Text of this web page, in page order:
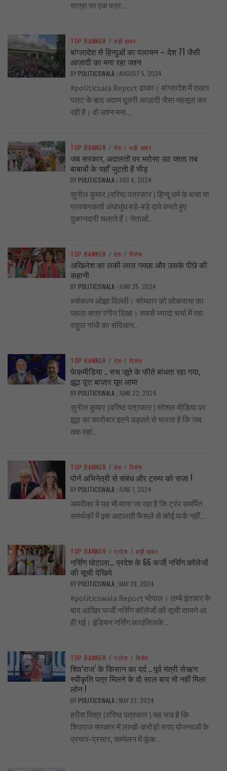
यात्रा पर एक पत्र...
TOP BANNER / बड़ी खबर
बांग्लादेश से हिन्दुओं का पलायन – देश 71 जैसी
आज़ादी का मना रहा जश्न
BY POLITICSWALA /AUGUST 5, 2024
#politicsala Report ढाका। बांग्लादेश में तख्ता
पलट के बाद अवाम दूसरी आज़ादी जैसा महसूस कर
रही है। वो जश्न मना...
TOP BANNER / देश / बड़ी खबर
जब सरकार, अदालतों पर भरोसा उठ जाता तब
बाबाबों के यहाँ जुटती है भीड़
BY POLITICSWALA / JULY 4, 2024
सुनील कुमार (वरिष्ठ पत्रकार ) हिन्दू धर्म के बाबा या
प्रवचनकर्ता अंधाधुंध बड़े-बड़े दावे करते हुए
दुकानदारी चलाते हैं। नेताओं...
TOP BANNER / देश / विशेष
अखिलेश का लकी लाल गमछा और उसके पीछे की
कहानी
BY POLITICSWALA / JUNE 25, 2024
#संकल्प ओझा दिल्ली। सोमवार को लोकसभा का
पहला सत्र रंगीन दिखा। सबसे ज्यादा चर्चा में रहा
राहुल गांधी का संविधान...
TOP BANNER / देश / विशेष
फेकमीडिया .. सच जूते के फीते बांधता रहा गया,
झूठ पूरा बाज़ार घूम आया
BY POLITICSWALA / JUNE 22, 2024
सुनील कुमार (वरिष्ठ पत्रकार ) सोशल मीडिया पर
झूठ का कारोबार इतने धड़ल्ले से चलता है कि जब
तक वहां...
TOP BANNER / देश / विशेष
पोर्न अभिनेत्री से संबंध और ट्रम्प को सजा !
BY POLITICSWALA / JUNE 1, 2024
अमरीका में यह भी माना जा रहा है कि ट्रंप समर्पित
समर्थकों में इस अदालती फैसले से कोई फर्क नहीं...
TOP BANNER / प्रदेश / बड़ी खबर
नर्सिंग घोटाला… प्रदेश के 66 फर्जी नर्सिंग कॉलेजों
की सूची देखिये
BY POLITICSWALA / MAY 28, 2024
#politicswala Report भोपाल। लम्बे इंतज़ार के
बाद आखिर फर्जी नर्सिंग कॉलेजों की सूची सामने आ
ही गई। इंडियन नर्सिंग काउंसिलके...
TOP BANNER / प्रदेश / विशेष
शिव’राज’ के किसान का दर्द .. पूर्व मंत्री सेऋण
स्वीकृति पत्र मिलने के दो साल बाद भी नहीं मिला
लोन !
BY POLITICSWALA / MAY 27, 2024
हरीश मिश्र (वरिष्ठ पत्रकार ) यह सच है कि
शिवराज सरकार में लाखों-करोड़ों रुपए योजनाओं के
प्रचार-प्रसार, सम्मेलन में फूंक...